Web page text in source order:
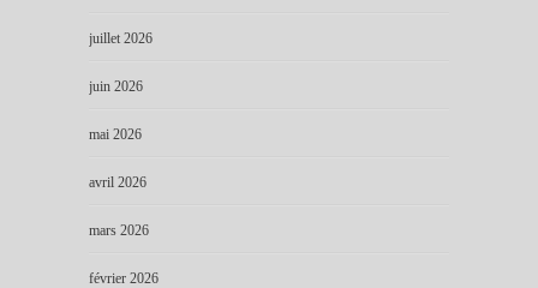
juillet 2026
juin 2026
mai 2026
avril 2026
mars 2026
février 2026